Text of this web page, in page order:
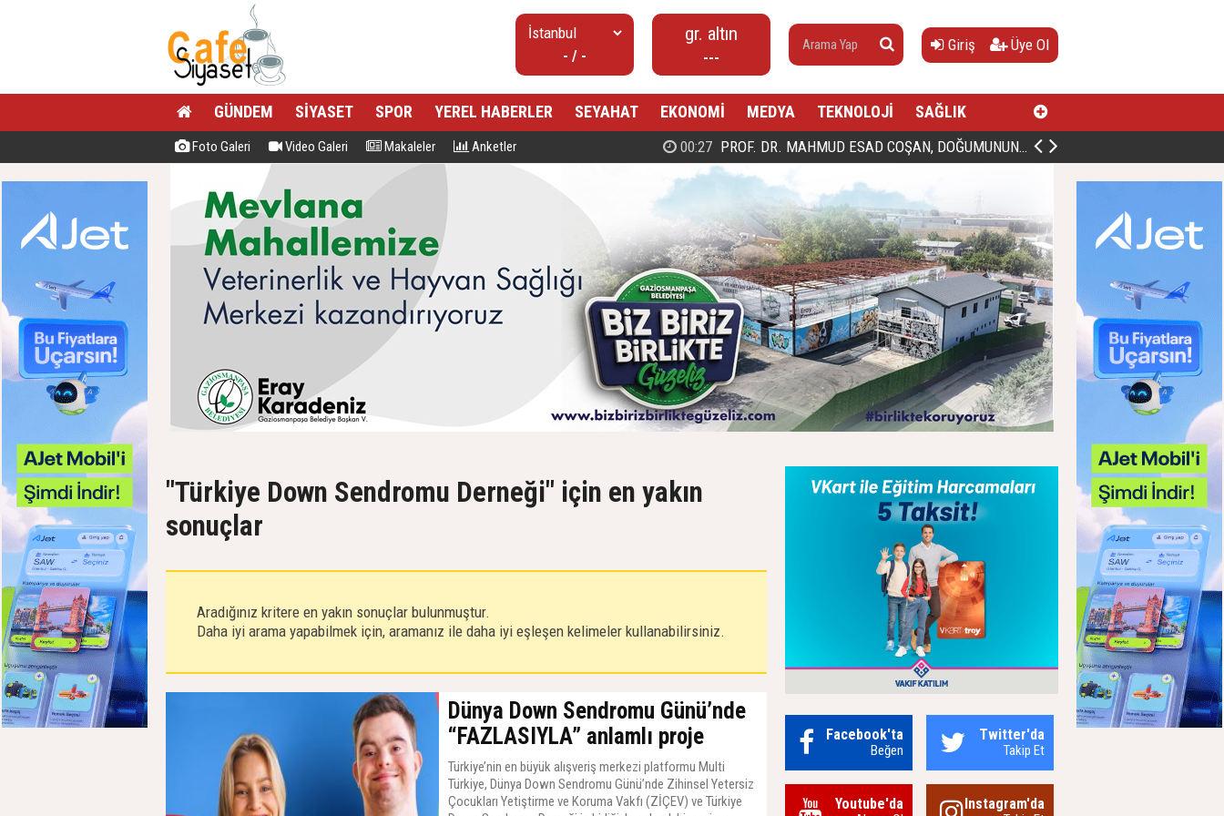
- / -
gr. altın
---
Giriş Üye Ol
GÜNDEM SİYASET SPOR YEREL HABERLER SEYAHAT EKONOMİ MEDYA TEKNOLOJİ SAĞLIK
Foto Galeri Video Galeri Makaleler Anketler 00:27 PROF. DR. MAHMUD ESAD COŞAN, DOĞUMUNUN HİCRÎ 91. YILINDA ELAZIĞ'DA YÂD EDİLECEK
"Türkiye Down Sendromu Derneği" için en yakın
sonuçlar
Aradığınız kritere en yakın sonuçlar bulunmuştur.
Daha iyi arama yapabilmek için, aramanız ile daha iyi eşleşen kelimeler kullanabilirsiniz.
Dünya Down Sendromu Günü’nde
“FAZLASIYLA” anlamlı proje
Türkiye’nin en büyük alışveriş merkezi platformu Multi
Türkiye, Dünya Down Sendromu Günü’nde Zihinsel Yetersiz
Çocukları Yetiştirme ve Koruma Vakfı (ZİÇEV) ve Türkiye
Facebook'ta
Beğen
Twitter'da
Takip Et
Youtube'da Instagram'da